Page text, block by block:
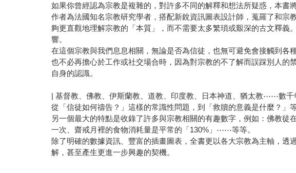
如果你曾經認為宗教是複雜的，對許多不同的解釋和想法所疑惑，本書
作者為法國知名宗教研究學者，搭配新銳資訊圖表設計師，蒐羅了和
夠更直觀地理解宗教的「本質」，而不需要太多繁瑣或艱深的古文釋
響。
在這個宗教與我們息息相關，無論是否為信徒，也無可避免會接觸到各
也不必再擔心於工作或社交場合時，因為對宗教的不了解而誤踩別人
自身的認識。
| 基督教、佛教、伊斯蘭教、道教、印度教、日本神道、猶太教⋯⋯數千
從「信徒如何禱告？」這樣的常識性問題，到「救贖的意義是什麼？」
另一個最大的特點是收錄了許多與宗教相關的有趣數字，例如：佛教
一次、齋戒月裡的食物消耗量是平常的「130%」⋯⋯等等。
除了明確的數據資訊、豐富的插畫圖表，全書更以各大宗教為主軸，
解，甚至產生更進一步興趣的契機。